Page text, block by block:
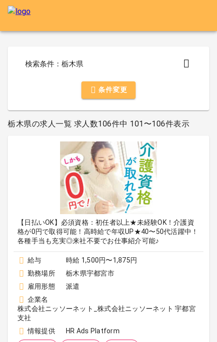
検索条件：栃木県
条件変更
栃木県の求人一覧 求人数106件中 101〜106件表示
【日払いOK】必須資格：初任者以上★未経験OK！介護資
格が0円で取得可能！高時給で年収UP★40〜50代活躍中！
各種手当も充実◎来社不要でお仕事紹介可能♪
給与
時給 1,500円〜1,875円
勤務場所
栃木県宇都宮市
雇用形態
派遣
企業名
株式会社ニッソーネット_株式会社ニッソーネット 宇都宮
支社
情報提供
HR Ads Platform